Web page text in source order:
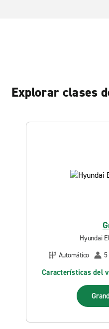
Explorar clases
Hyundai
Automático
5
Características del